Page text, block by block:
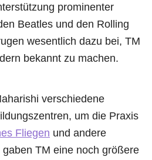
prominenter
Beatles und den Rolling
wesentlich dazu bei, TM
bekannt zu machen.
verschiedene
um die Praxis
Fliegen und andere
TM eine noch größere